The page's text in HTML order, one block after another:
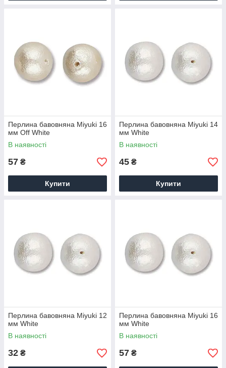
Перлина бавовняна Miyuki 16
мм Off White
В наявності
57 ₴
Купити
Перлина бавовняна Miyuki 14
мм White
В наявності
45 ₴
Купити
Перлина бавовняна Miyuki 12
мм White
В наявності
32 ₴
Перлина бавовняна Miyuki 16
мм White
В наявності
57 ₴